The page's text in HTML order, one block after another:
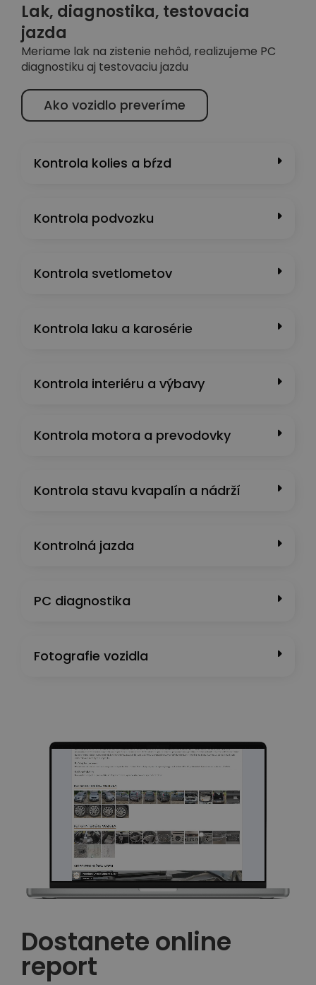
Lak, diagnostika, testovacia
jazda
Meriame lak na zistenie nehôd, realizujeme PC
diagnostiku aj testovaciu jazdu
Ako vozidlo preveríme
Kontrola kolies a bŕzd
Kontrola podvozku
Kontrola svetlometov
Kontrola laku a karosérie
Kontrola interiéru a výbavy
Kontrola motora a prevodovky
Kontrola stavu kvapalín a nádrží
Kontrolná jazda
PC diagnostika
Fotografie vozidla
Dostanete online
report